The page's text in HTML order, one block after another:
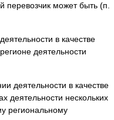
может быть (п.
в качестве
деятельности
деятельности в качестве
деятельности нескольких
региональному